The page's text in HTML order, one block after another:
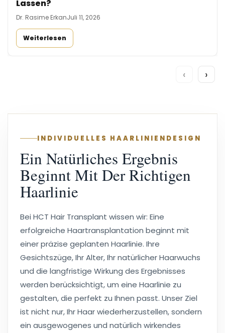
Lassen?
Dr. Rasime ErkanJuli 11, 2026
Weiterlesen
‹ ›
INDIVIDUELLES HAARLINIENDESIGN
Ein Natürliches Ergebnis
Beginnt Mit Der Richtigen
Haarlinie
Bei HCT Hair Transplant wissen wir: Eine
erfolgreiche Haartransplantation beginnt mit
einer präzise geplanten Haarlinie. Ihre
Gesichtszüge, Ihr Alter, Ihr natürlicher Haarwuchs
und die langfristige Wirkung des Ergebnisses
werden berücksichtigt, um eine Haarlinie zu
gestalten, die perfekt zu Ihnen passt. Unser Ziel
ist nicht nur, Ihr Haar wiederherzustellen, sondern
ein ausgewogenes und natürlich wirkendes